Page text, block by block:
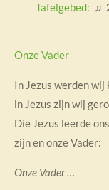
Tafelgebed: ♫
Onze Vader
In Jezus werden wij
in Jezus zijn wij
Díe Jezus leerde
zijn en onze Vader:
Onze Vader …